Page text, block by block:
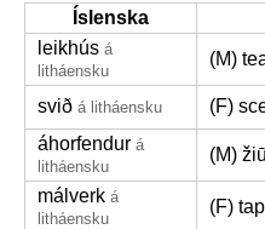
Íslenska
leikhús á
litháensku
(M)
svið á litháensku
(F)
áhorfendur á
litháensku
(M)
málverk á
litháensku
(F)